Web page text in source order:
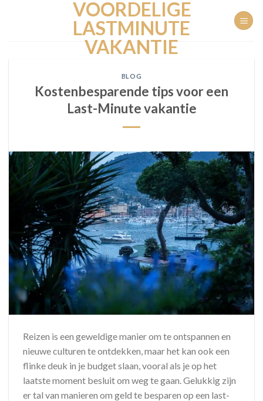
VOORDELIGE
LASTMINUTE
VAKANTIE
BLOG
Kostenbesparende tips voor een
Last-Minute vakantie
Reizen is een geweldige manier om te ontspannen en
nieuwe culturen te ontdekken, maar het kan ook een
flinke deuk in je budget slaan, vooral als je op het
laatste moment besluit om weg te gaan. Gelukkig zijn
er tal van manieren om geld te besparen op een last-